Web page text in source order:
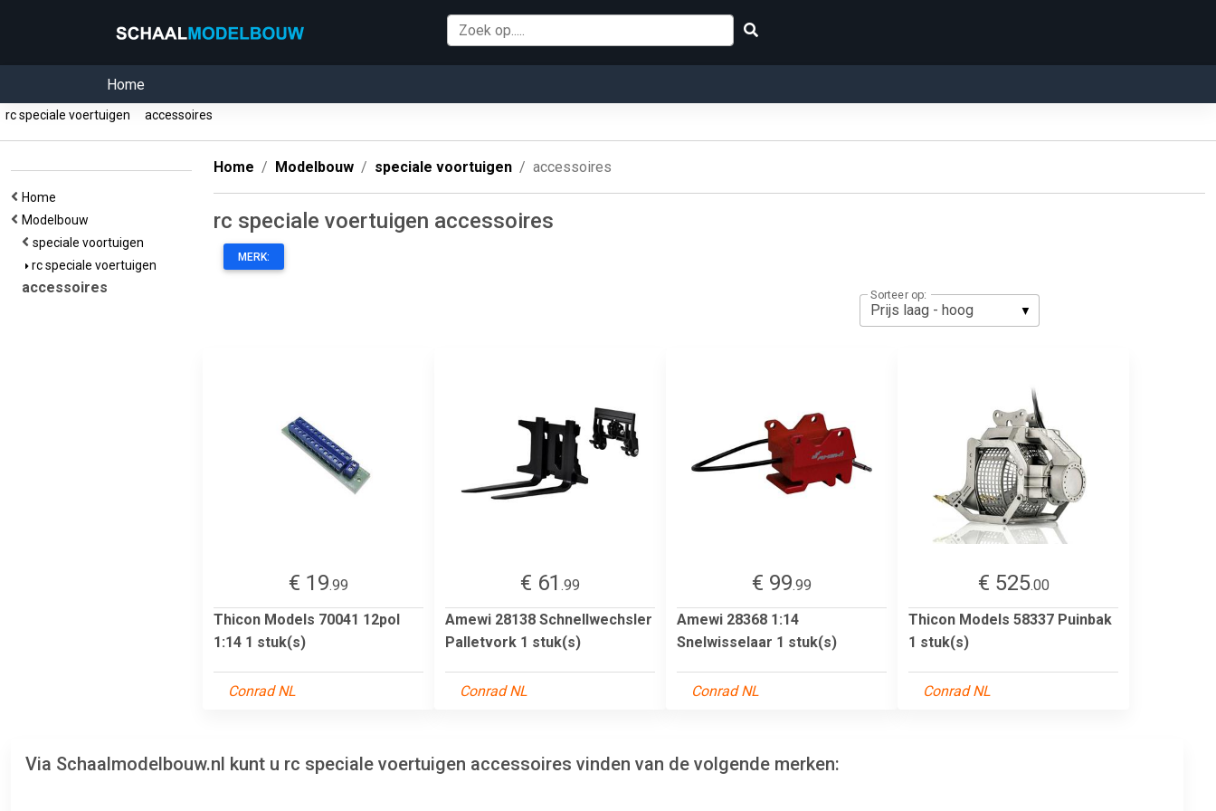
Home
rc speciale voertuigen accessoires
Home
Modelbouw
speciale voortuigen
rc speciale voertuigen
accessoires
Home Modelbouw speciale voortuigen accessoires
rc speciale voertuigen accessoires
MERK:
Sorteer op:
€ 19.99
Thicon Models 70041 12pol
1:14 1 stuk(s)
Conrad NL
€ 61 .99
Amewi 28138 Schnellwechsler
Palletvork 1 stuk(s)
Conrad NL
€ 99.99
Amewi 28368 1:14
Snelwisselaar 1 stuk(s)
Conrad NL
€ 525.00
Thicon Models 58337 Puinbak
1 stuk(s)
Conrad NL
Via Schaalmodelbouw.nl kunt u rc speciale voertuigen accessoires vinden van de volgende merken: